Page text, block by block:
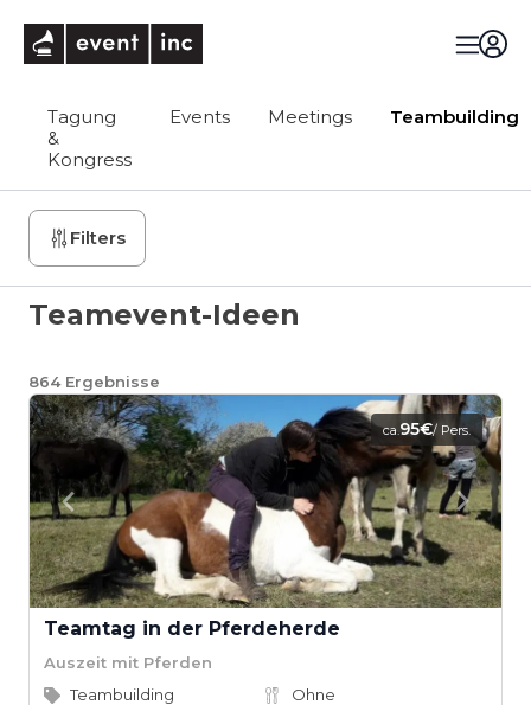
Tagung
&
Kongress
Events Meetings Teambuilding
Filters
Teamevent-Ideen
864 Ergebnisse
ca.95€/ Pers.
Teamtag in der Pferdeherde
Auszeit mit Pferden
Teambuilding
Ohne